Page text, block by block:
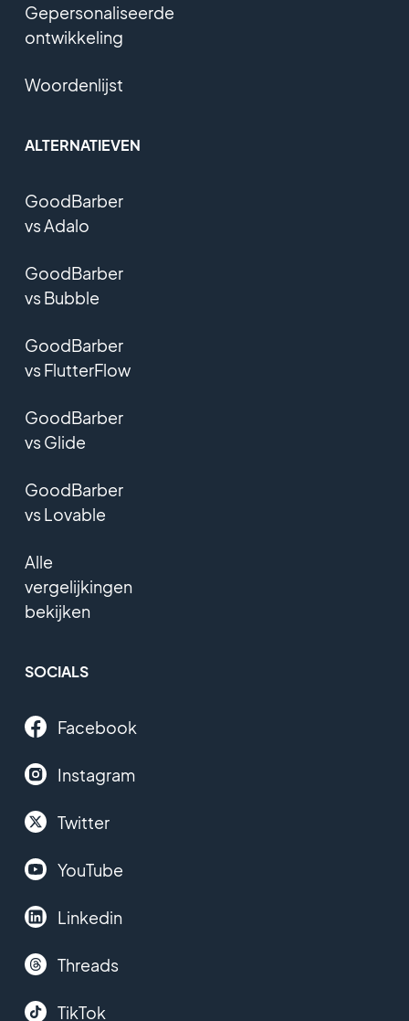
Gepersonaliseerde
ontwikkeling
Woordenlijst
ALTERNATIEVEN
GoodBarber
vs Adalo
GoodBarber
vs Bubble
GoodBarber
vs FlutterFlow
GoodBarber
vs Glide
GoodBarber
vs Lovable
Alle
vergelijkingen
bekijken
SOCIALS
Facebook
Instagram
Twitter
YouTube
Linkedin
Threads
TikTok